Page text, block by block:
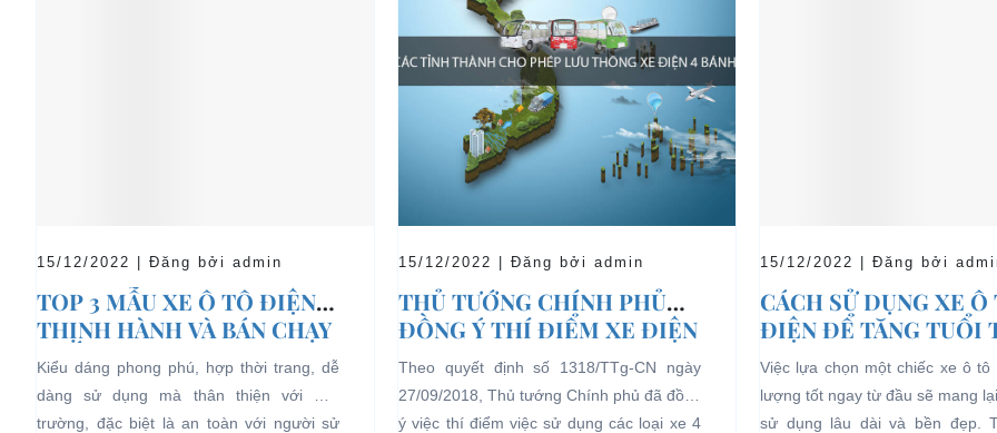
15/12/2022 | Đăng bởi admin
TOP 3 MẪU XE Ô TÔ ĐIỆN
THỊNH HÀNH VÀ BÁN CHẠY
NHẤT HIỆN NAY
Kiểu dáng phong phú, hợp thời trang, dễ
dàng sử dụng mà thân thiện với môi
trường, đặc biệt là an toàn với người sử
15/12/2022 | Đăng bởi admin
THỦ TƯỚNG CHÍNH PHỦ
ĐỒNG Ý THÍ ĐIỂM XE ĐIỆN
04 BÁNH CHỞ KHÁCH DU
LỊCH TẠI CÁC KHU VỰC
HẠN CHẾ
Theo quyết định số 1318/TTg-CN ngày
27/09/2018, Thủ tướng Chính phủ đã đồng
ý việc thí điểm việc sử dụng các loại xe 4
15/12/2022 | Đăng bởi
CÁCH SỬ DỤNG XE Ô
ĐIỆN ĐỂ TĂNG TUỔI
CHO XE
Việc lựa chọn một chiếc xe ô tô
lượng tốt ngay từ đầu sẽ mang lại
sử dụng lâu dài và bền đẹp.